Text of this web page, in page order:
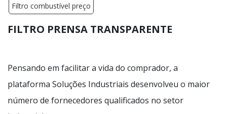
Filtro combustível preço
FILTRO PRENSA TRANSPARENTE
Pensando em facilitar a vida do comprador, a
plataforma Soluções Industriais desenvolveu o maior
número de fornecedores qualificados no setor